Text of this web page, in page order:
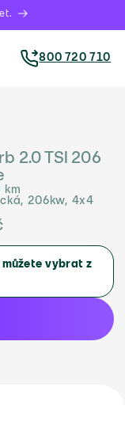
800 720 710
2.0 TSI 206
km
206kw, 4x4
vybrat z